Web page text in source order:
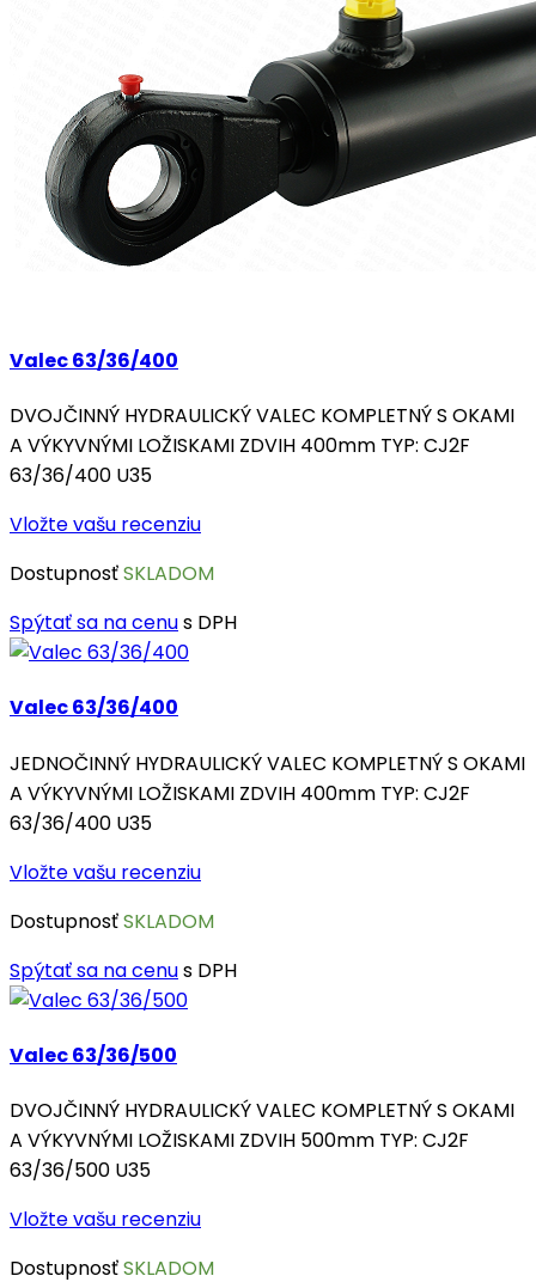
Valec 63/36/400
DVOJČINNÝ HYDRAULICKÝ VALEC KOMPLETNÝ S OKAMI
A VÝKYVNÝMI LOŽISKAMI ZDVIH 400mm TYP: CJ2F
63/36/400 U35
Vložte vašu recenziu
DostupnosťSKLADOM
Spýtať sa na cenus DPH
Valec 63/36/400
JEDNOČINNÝ HYDRAULICKÝ VALEC KOMPLETNÝ S OKAMI
A VÝKYVNÝMI LOŽISKAMI ZDVIH 400mm TYP: CJ2F
63/36/400 U35
Vložte vašu recenziu
DostupnosťSKLADOM
Spýtať sa na cenus DPH
Valec 63/36/500
DVOJČINNÝ HYDRAULICKÝ VALEC KOMPLETNÝ S OKAMI
A VÝKYVNÝMI LOŽISKAMI ZDVIH 500mm TYP: CJ2F
63/36/500 U35
Vložte vašu recenziu
DostupnosťSKLADOM